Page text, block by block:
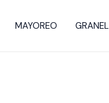
MAYOREO GRANEL